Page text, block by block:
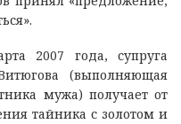
2007 года, супруга
(выполняющая
мужа) получает от
тайника с золотом и